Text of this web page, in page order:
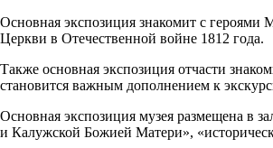
Основная экспозиция знакомит с
Церкви в Отечественной войне 1812 года.
Также основная экспозиция отчасти
становится важным дополнением к
Основная экспозиция музея размещена в
и Калужской Божией Матери»,